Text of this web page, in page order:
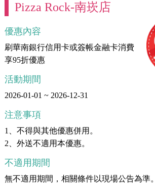
Pizza Rock-南崁店
優惠內容
刷華南銀行信用卡或簽帳金融卡消費
享95折優惠
活動期間
2026-01-01 ~ 2026-12-31
注意事項
1、不得與其他優惠併用。
2、外送不適用本優惠。
不適用期間
無不適用期間，相關條件以現場公告為準。